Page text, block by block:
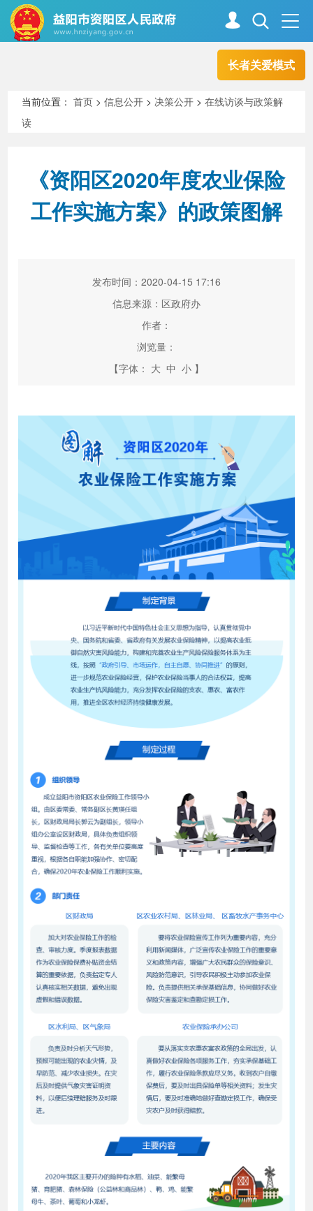
长者关爱模式
走进资阳
新闻中心 解读回应
高效办成一件事
当前位置：首页 >信息公开 >决策公开 >在线访谈与政策解
读
《资阳区2020年度农业保险
工作实施方案》的政策图解
发布时间：2020-04-15 17:16
信息来源：区政府办
作者：
浏览量：
【字体： 大 中 小 】